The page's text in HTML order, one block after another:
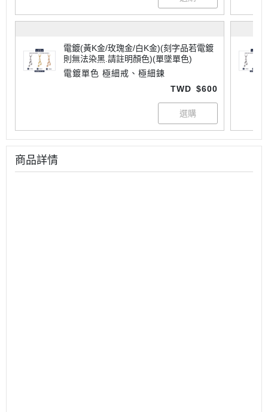
電鍍(黃K金/玫瑰金/白K金)(刻字品若電鍍
則無法染黑.請註明顏色)(單墜單色)
電鍍單色 極細戒、極細鍊
TWD $600
商品詳情